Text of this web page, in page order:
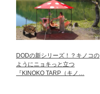
DODの新シリーズ！？キノコの
ようにニョキっと立つ
『KINOKO TARP（キノ…